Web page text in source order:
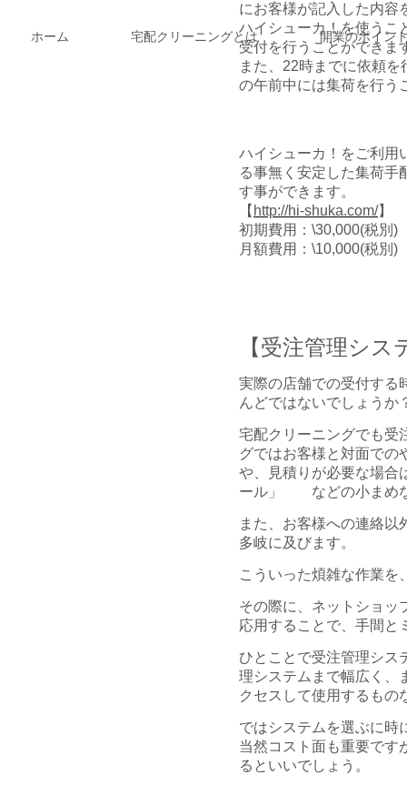
にお客様が記入した内容
ハイシューカ！を使うこ
受付を行うことができま
また、22時までに依頼
の午前中には集荷を行う
ハイシューカ！をご利用
る事無く安定した集荷手
す事ができます。
【 http://hi-shuka.com/】
初期費用：\30,000(税別)
月額費用：\10,000(税別)
【受注管理シス
実際の店舗での受付する
んどではないでしょうか
宅配クリーニングでも受
グではお客様と対面での
や、見積りが必要な場合
ール」 などの小まめな
また、お客様への連絡
多岐に及びます。
こういった煩雑な作業を
その際に、ネットショッ
応用することで、手間と
ひとことで受注管理シス
理システムまで幅広く、
クセスして使用するもの
ではシステムを選ぶに時
当然コスト面も重要です
るといいでしょう。
ホーム 宅配クリーニングとは 開業のポイン